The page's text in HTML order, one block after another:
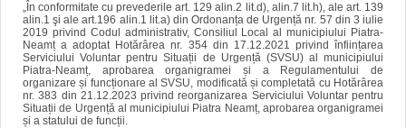
„ În conformitate cu prevederile art. 129 alin.2 lit.d), alin.7 lit.h), ale art. 139
alin.1 şi ale art.196 alin.1 lit.a) din Ordonanța de Urgență nr. 57 din 3 iulie
2019 privind Codul administrativ, Consiliul Local al municipiului Piatra-
Neamț a adoptat Hotărârea nr. 354 din 17.12.2021 privind înființarea
Serviciului Voluntar pentru Situații de Urgență (SVSU) al municipiului
Piatra-Neamț, aprobarea organigramei și a Regulamentului de
organizare și funcționare al SVSU, modificată și completată cu Hotărârea
nr. 383 din 21.12.2023 privind reorganizarea Serviciului Voluntar pentru
Situații de Urgență al municipiului Piatra Neamț, aprobarea organigramei
și a statului de funcții.